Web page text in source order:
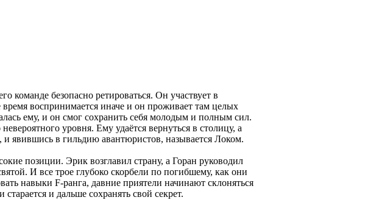
команде безопасно ретироваться. Он участвует в
воспринимается иначе и он проживает там целых
ему, и он смог сохранить себя молодым и полным сил.
уровня. Ему удаётся вернуться в столицу, а
и явившись в гильдию авантюристов, называется Локом.
позиции. Эрик возглавил страну, а Горан руководил
И все трое глубоко скорбели по погибшему, как они
навыки F-ранга, давние приятели начинают склоняться
и дальше сохранять свой секрет.